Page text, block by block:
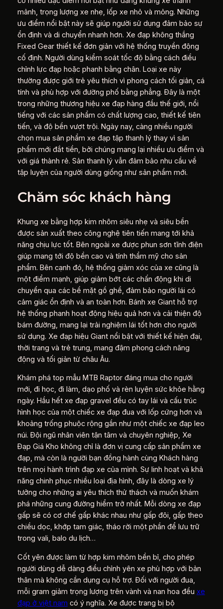
mảnh, trọng lượng xe nhẹ, lốp xe nhỏ và mỏng. Những
ưu điểm nổi bật này sẽ giúp người sử dụng đảm bảo sự
ổn định và di chuyển nhanh hơn. Xe đạp không thắng
Fixed Gear thiết kế đơn giản với hệ thống truyền động
cố định. Người dùng kiểm soát tốc độ bằng cách điều
chỉnh lực đạp hoặc phanh bằng chân. Loại xe này
thường được giới trẻ yêu thích vì phong cách tối giản, cá
tính và phù hợp với đường phố bằng phẳng. Đây là một
trong những thương hiệu xe đạp hàng đầu thế giới, nổi
tiếng với các sản phẩm có chất lượng cao, thiết kế tiên
tiến, và độ bền vượt trội. Ngày nay, càng nhiều người
chọn mua sản phẩm xe đạp tập thanh lý thay vì sản
phẩm mới đắt tiền, bởi chúng mang lại nhiều ưu điểm và
với giá thành rẻ. Sản thanh lý vẫn đảm bảo nhu cầu về
tập luyện của người dùng giống như sản phẩm mới.
Chăm sóc khách hàng
Khung xe bằng hợp kim nhôm siêu nhẹ và siêu bền
được sản xuất theo công nghệ tiên tiến mang tới khả
năng chịu lực tốt. Bên ngoài xe được phun sơn tĩnh điện
giúp mang tới độ bền cao và tính thẩm mỹ cho sản
phẩm. Bên cạnh đó, hệ thống giảm xóc của xe cũng là
một điểm mạnh, giúp giảm bớt các chấn động khi di
chuyển qua các bề mặt gồ ghề, đảm bảo người lái có
cảm giác ổn định và an toàn hơn. Bánh xe Giant hỗ trợ
hệ thống phanh hoạt động hiệu quả hơn và cải thiện độ
bám đường, mang lại trải nghiệm lái tốt hơn cho người
sử dụng. Xe đạp hiệu Giant nổi bật với thiết kế hiện đại,
thời trang và trẻ trung, mang đậm phong cách năng
động và tối giản từ châu Âu.
Khám phá top mẫu MTB Raptor đáng mua cho người
mới, đi học, đi làm, dạo phố và rèn luyện sức khỏe hằng
ngày. Hầu hết xe đạp gravel đều có tay lái và cấu trúc
hình học của một chiếc xe đạp đua với lốp cứng hơn và
khoảng trống phuộc rộng gần như một chiếc xe đạp leo
núi. Đội ngũ nhân viên tận tâm và chuyên nghiệp, Xe
Đạp Giá Kho không chỉ là đơn vị cung cấp sản phẩm xe
đạp, mà còn là người bạn đồng hành cùng Khách hàng
trên mọi hành trình đạp xe của mình. Sự linh hoạt và khả
năng chinh phục nhiều loại địa hình, đây là dòng xe lý
tưởng cho những ai yêu thích thử thách và muốn khám
phá những cung đường hiểm trở nhất. Mỗi dòng xe đạp
gấp sẽ có cơ chế gấp khác nhau như gấp đôi, gấp theo
chiều dọc, khớp tam giác, tháo rời một phần để lưu trữ
trong vali, balo du lịch…
Cốt yên được làm từ hợp kim nhôm bền bỉ, cho phép
người dùng dễ dàng điều chỉnh yên xe phù hợp với bản
thân mà không cần dụng cụ hỗ trợ. Đối với người đua,
mỗi gram giảm trọng lượng trên vành và nan hoa đều xe
đạp ở việt nam có ý nghĩa. Xe được trang bị bộ